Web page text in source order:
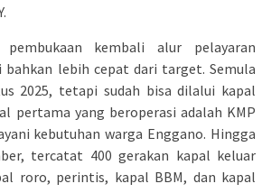
pembukaan kembali alur pelayaran
bahkan lebih cepat dari target. Semula
2025, tetapi sudah bisa dilalui kapal
pertama yang beroperasi adalah KMP
kebutuhan warga Enggano. Hingga
tercatat 400 gerakan kapal keluar
roro, perintis, kapal BBM, dan kapal